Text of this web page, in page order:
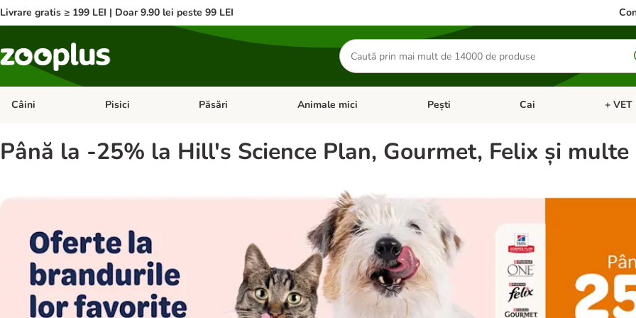
Livrare gratis ≥ 199 LEI | Doar 9.90 lei peste 99 LEI
Căutare
produse
Câini Deschideți meniul cu categorii: Câini
Pisici Deschideți meniul cu categorii: Pisici
Păsări Deschideți meniul cu categorii: Păsări
Animale mici Deschideți meniul cu categorii: Animale mici
Pești Deschideți meniul cu
Cai +
Până la -25% la Hill's Science Plan, Gourmet, Felix și